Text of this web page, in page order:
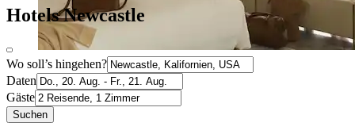
Hotels Newcastle
Wo soll’s hingehen?
Daten
Gäste
Suchen